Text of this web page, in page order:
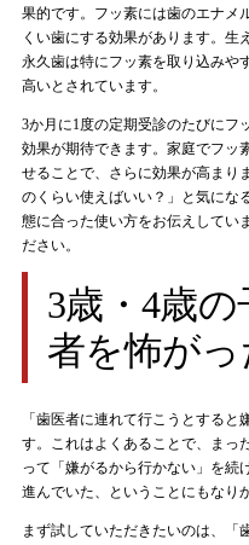
果的です。フッ素には歯のエナメ
くい歯にする効果があります。生
永久歯は特にフッ素を取り込みや
高いとされています。
3か月に1度の定期受診のたびにフ
効果が期待できます。家庭でフッ
せることで、さらに効果が高まり
のくらい使えばいい？」と気にな
態に合った使い方をお伝えしてい
ださい。
3歳・4歳
者を怖がっ
「歯医者に連れて行こうとする
す。これはよくあることで、まっ
って「嫌がるから行かない」を続
進んでいた、ということにもなり
まず試していただきたいのは、「